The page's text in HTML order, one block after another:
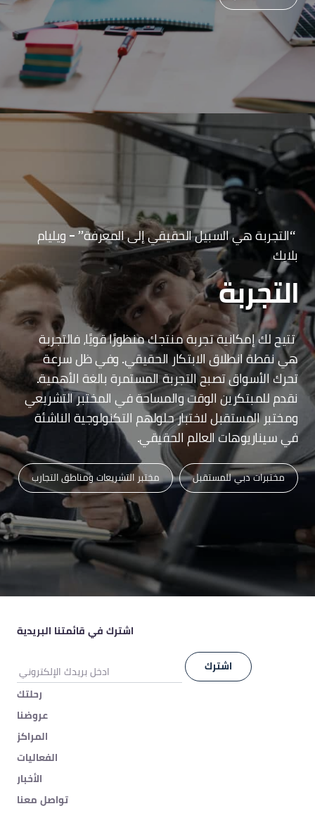
“التجربة هي السبيل الحقيقي إلى المعرفة” – ويليام
بلايك
التجربة
تتيح لك إمكانية تجربة منتجك منظورًا قويًا، فالتجربة
هي نقطة انطلاق الابتكار الحقيقي. وفي ظل سرعة
تحرك الأسواق تصبح التجربة المستمرة بالغة الأهمية.
نقدم للمبتكرين الوقت والمساحة في المختبر التشريعي
ومختبر المستقبل لاختبار حلولهم التكنولوجية الناشئة
في سيناريوهات العالم الحقيقي.
مختبر التشريعات ومناطق التجارب مختبرات دبي للمستقبل
رحلتك
عروضنا
المراكز
الفعاليات
الأخبار
تواصل معنا
اشترك في قائمتنا البريدية